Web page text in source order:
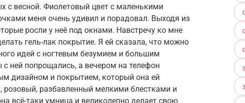
с весной. Фиолетовый цвет с маленькими
меня очень удивил и порадовал. Выходя из
росли у неё под окнами. Навстречу ко мне
гель-лак покрытие. Я ей сказала, что можно
идей с ногтевым безумием и большим
ней попрощались, а вечером на телефон
дизайном и покрытием, который она ей
разбавленный мелкими блестками и
всё-таки умница и великолепно делает свою